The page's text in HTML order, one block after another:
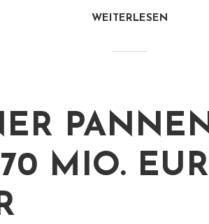
WEITERLESEN
MIO.